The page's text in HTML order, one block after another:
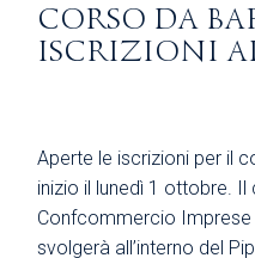
CORSO DA
ISCRIZIONI
Aperte le iscrizioni per il
inizio il lunedì 1 ottobre.
Confcommercio Imprese
svolgerà all’interno del